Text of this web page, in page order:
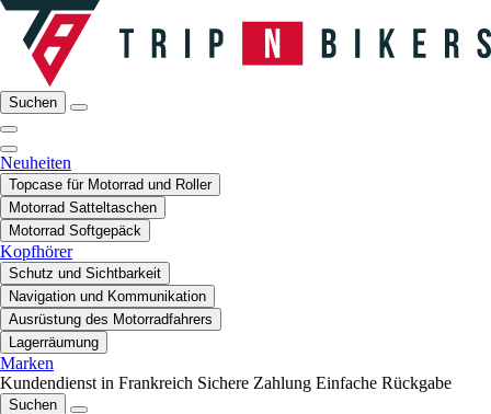
Suchen
Neuheiten
Topcase für Motorrad und Roller
Motorrad Satteltaschen
Motorrad Softgepäck
Kopfhörer
Schutz und Sichtbarkeit
Navigation und Kommunikation
Ausrüstung des Motorradfahrers
Lagerräumung
Marken
Kundendienst in Frankreich Sichere Zahlung Einfache Rückgabe
Suchen